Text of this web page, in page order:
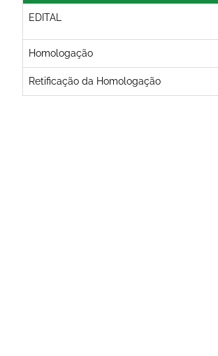
EDITAL
Homologação
Retificação da Homologação